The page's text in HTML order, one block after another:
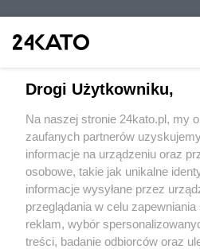
Wydawca mediów lokalnych
Nie zapomnij
Drogi Użytkowniku,
Na naszej stronie 24kato.pl, my
zaufanych partnerów
informacje na urządzeniu oraz
osobowe, takie jak unikalne
informacje wysyłane przez
przeglądania w celu
reklam, wybór
treści, badanie odbiorców oraz